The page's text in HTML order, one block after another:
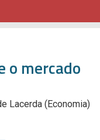
o mercado
Lacerda (Economia)